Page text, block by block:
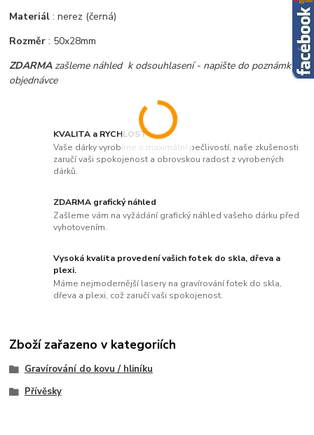
KVALITA a RYCHLOST
Vaše dárky vyrobíme s maximální pečlivostí, naše zkušenosti
zaručí vaši spokojenost a obrovskou radost z vyrobených
dárků.
ZDARMA grafický náhled
Zašleme vám na vyžádání grafický náhled vašeho dárku před
vyhotovením.
Vysoká kvalita provedení vašich fotek do skla, dřeva a
plexi.
Máme nejmodernější lasery na gravírování fotek do skla,
dřeva a plexi, což zaručí vaši spokojenost.
Materiál: nerez (černá)
Rozměr: 50x28mm
ZDARMA zašleme náhled k odsouhlasení - napište do poznámky v
objednávce
Zboží zařazeno v kategoriích
Gravírování do kovu / hliníku
Přívěsky